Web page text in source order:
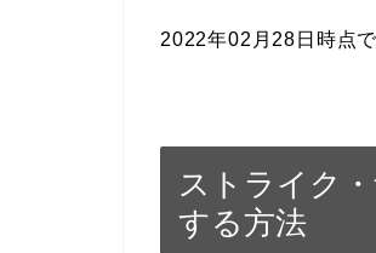
2022年02月28日時点
ストライク
する方法